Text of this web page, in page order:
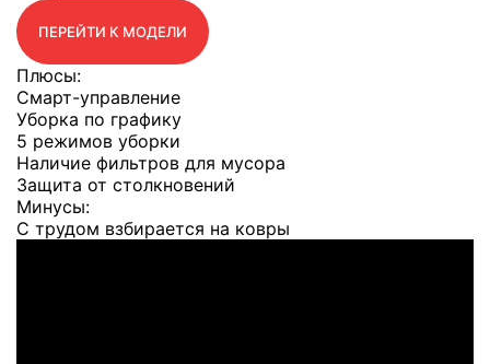
ПЕРЕЙТИ К МОДЕЛИ
Плюсы:
Смарт-управление
Уборка по графику
5 режимов уборки
Наличие фильтров для мусора
Защита от столкновений
Минусы:
С трудом взбирается на ковры